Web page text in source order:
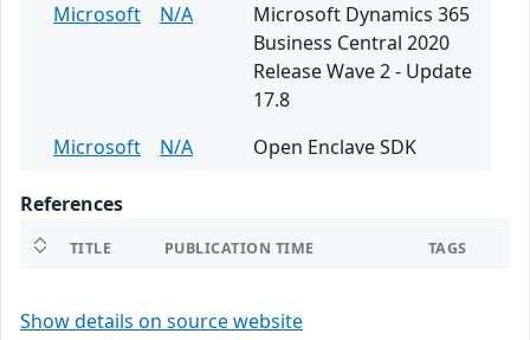
Microsoft
N/A
Microsoft Dynamics 365
Business Central 2020
Release Wave 2 - Update
17.8
Microsoft
N/A Open Enclave SDK
References
TITLE PUBLICATION TIME TAGS
Show details on source website